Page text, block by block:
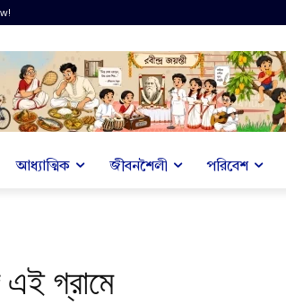
আধ্যাত্মিক জীবনশৈলী পরিবেশ
এই গ্রামে